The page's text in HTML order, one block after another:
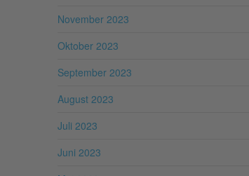
November 2023
Oktober 2023
September 2023
August 2023
Juli 2023
Juni 2023